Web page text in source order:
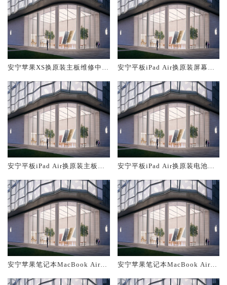
安宁苹果XS换原装主板维修中心
安宁平板iPad Air换原装屏幕服
安宁平板iPad Air换原装主板维
安宁平板iPad Air换原装电池维
安宁苹果笔记本MacBook Air换
安宁苹果笔记本MacBook Air换